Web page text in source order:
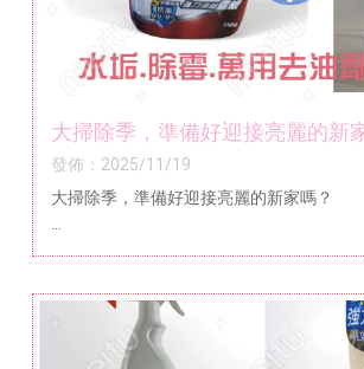
大掃除季，準備好迎接亮麗的新
發佈：2025/11/19
大掃除季，準備好迎接亮麗的新家嗎？
潔神器